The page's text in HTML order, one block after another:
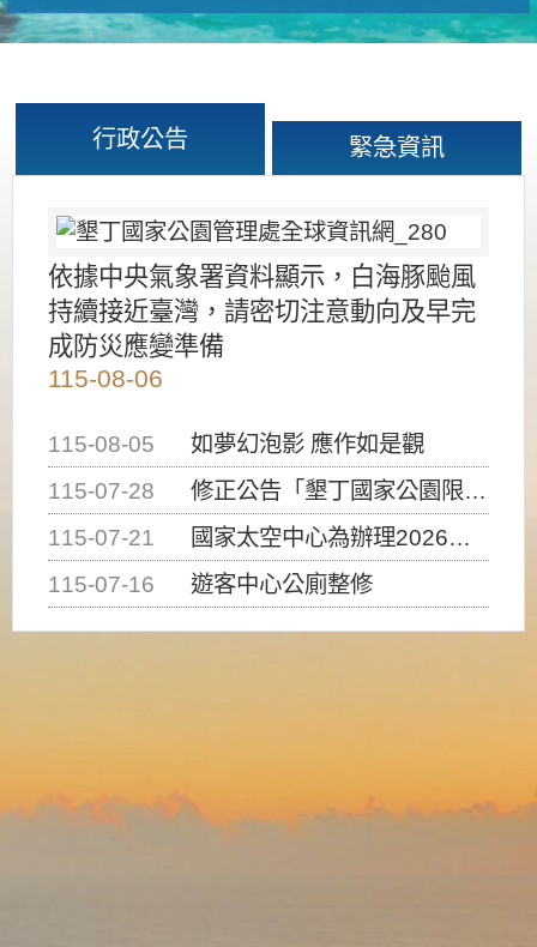
行政公告 緊急資訊
依據中央氣象署資料顯示，白海豚颱風
持續接近臺灣，請密切注意動向及早完
成防災應變準備
115-08-06
115-08-05
如夢幻泡影 應作如是觀
115-07-28
修正公告「墾丁國家公園限制水域遊憩活動之種類、範圍、時間及行為」，自即日生效。
115-07-21
國家太空中心為辦理2026台灣盃火箭競賽，陸、海、空域警戒及協調相關事宜，因颱風備案事宜
115-07-16
遊客中心公廁整修